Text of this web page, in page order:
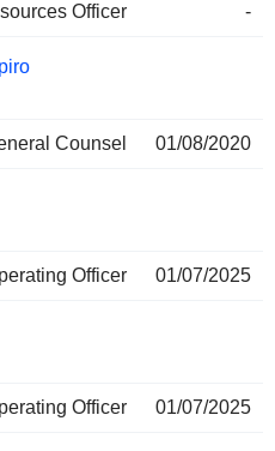
Officer -
Counsel 01/08/2020
Officer 01/07/2025
Officer 01/07/2025